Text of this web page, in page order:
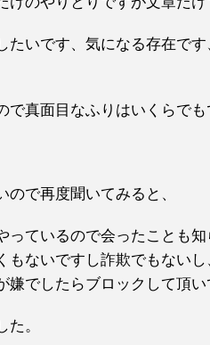
たいです、気になる存在で
で真面目なふりはいくらで
ので再度聞いてみると、
っているので会ったことも
もないですし詐欺でもない
嫌でしたらブロックして頂
た。